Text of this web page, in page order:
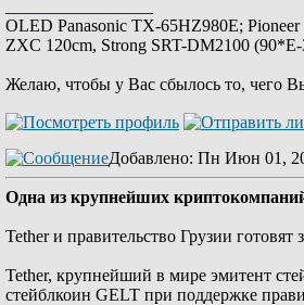
OLED Panasonic TX-65HZ980E;
ZXC 120cm, Strong SRT-DM2100
Желаю, чтобы у Вас сбылось то, чего
Добавлено: Пн Июн 01,
Одна из крупнейших
Tether и правительство Грузии
Tether, крупнейший в мире эмитент
стейблкоин GELT при поддержке